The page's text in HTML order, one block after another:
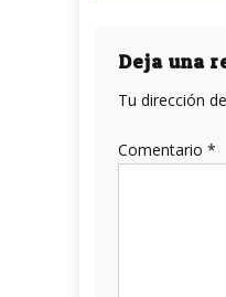
Deja una
Tu dirección
Comentario *